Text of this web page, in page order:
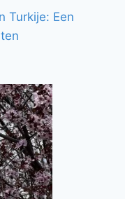
Turkije: Een